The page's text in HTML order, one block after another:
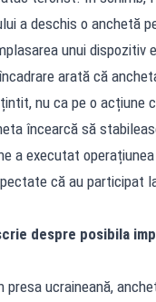
a deschis o anchetă
unui dispozitiv
arată că
nu ca pe o acțiune
încearcă să
a executat
că au participat
despre posibila
ucraineană,